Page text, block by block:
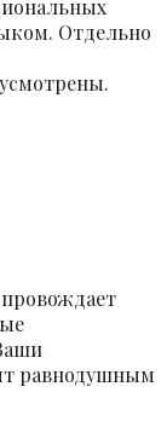
Отдельно
равнодушным